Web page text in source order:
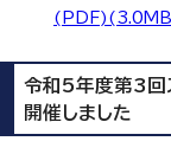
令和5年度第3回
開催しました